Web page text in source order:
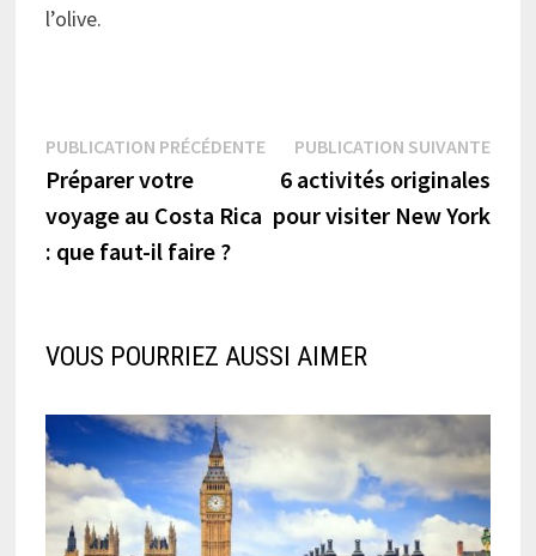
l’olive.
Navigation
de
l’article
PUBLICATION PRÉCÉDENTEPublication
précédente :
Préparer votre
voyage au Costa Rica
: que faut-il faire ?
PUBLICATION SUIVANTE
6 activités originales
pour visiter New York
VOUS POURRIEZ AUSSI AIMER